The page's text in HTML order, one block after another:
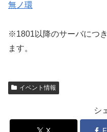
無ノ環
※1801以降のサーバにつ
ます。
イベント情報
シ